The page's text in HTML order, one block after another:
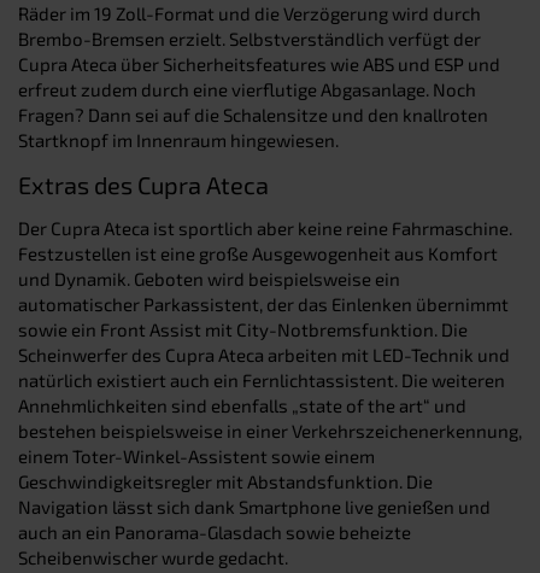
Räder im 19 Zoll-Format und die Verzögerung wird durch
Brembo-Bremsen erzielt. Selbstverständlich verfügt der
Cupra Ateca über Sicherheitsfeatures wie ABS und ESP und
erfreut zudem durch eine vierflutige Abgasanlage. Noch
Fragen? Dann sei auf die Schalensitze und den knallroten
Startknopf im Innenraum hingewiesen.
Extras des Cupra Ateca
Der Cupra Ateca ist sportlich aber keine reine Fahrmaschine.
Festzustellen ist eine große Ausgewogenheit aus Komfort
und Dynamik. Geboten wird beispielsweise ein
automatischer Parkassistent, der das Einlenken übernimmt
sowie ein Front Assist mit City-Notbremsfunktion. Die
Scheinwerfer des Cupra Ateca arbeiten mit LED-Technik und
natürlich existiert auch ein Fernlichtassistent. Die weiteren
Annehmlichkeiten sind ebenfalls „state of the art“ und
bestehen beispielsweise in einer Verkehrszeichenerkennung,
einem Toter-Winkel-Assistent sowie einem
Geschwindigkeitsregler mit Abstandsfunktion. Die
Navigation lässt sich dank Smartphone live genießen und
auch an ein Panorama-Glasdach sowie beheizte
Scheibenwischer wurde gedacht.